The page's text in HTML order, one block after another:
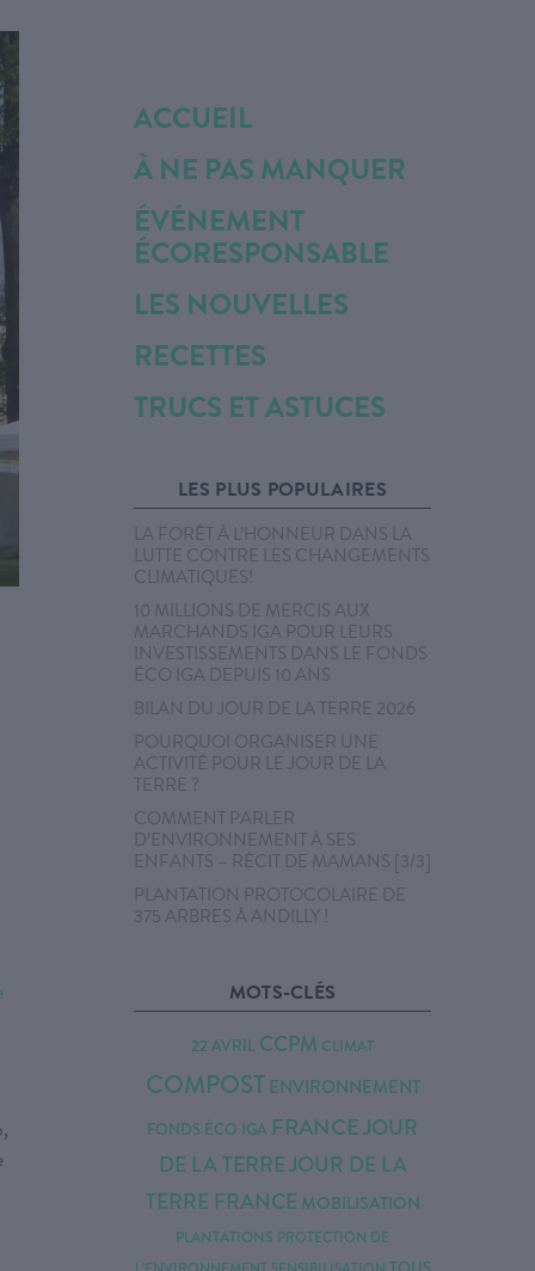
ACCUEIL
À NE PAS MANQUER
ÉVÉNEMENT
ÉCORESPONSABLE
LES NOUVELLES
RECETTES
TRUCS ET ASTUCES
LES PLUS POPULAIRES
LA FORÊT À L’HONNEUR DANS LA
LUTTE CONTRE LES CHANGEMENTS
CLIMATIQUES!
10 MILLIONS DE MERCIS AUX
MARCHANDS IGA POUR LEURS
INVESTISSEMENTS DANS LE FONDS
ÉCO IGA DEPUIS 10 ANS
BILAN DU JOUR DE LA TERRE 2026
POURQUOI ORGANISER UNE
ACTIVITÉ POUR LE JOUR DE LA
TERRE ?
COMMENT PARLER
D’ENVIRONNEMENT À SES
ENFANTS – RÉCIT DE MAMANS [3/3]
PLANTATION PROTOCOLAIRE DE
375 ARBRES À ANDILLY !
MOTS-CLÉS
22 AVRIL CCPM CLIMAT
COMPOST ENVIRONNEMENT
FONDS ÉCO IGA FRANCEJOUR
DE LA TERREJOUR DE LA
TERRE FRANCE MOBILISATION
PLANTATIONS PROTECTION DE